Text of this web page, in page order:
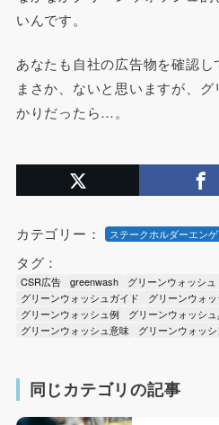
いんです。
あなたも自社の広告物を確認し
まさか、ないと思いますが、
かりだったら…。
カテゴリー： ステークホルダーエン
タグ：
CSR広告 greenwash グリーンウォッシュ
グリーンウォッシュガイド
グリーンウォ
グリーンウォッシュ例
グリーンウォッシ
グリーンウォッシュ意味
グリーンウォッ
同じカテゴリの記事